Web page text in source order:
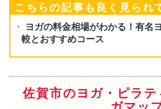
こちらの記事も良く見られ
佐賀市のヨガ・ピラテ